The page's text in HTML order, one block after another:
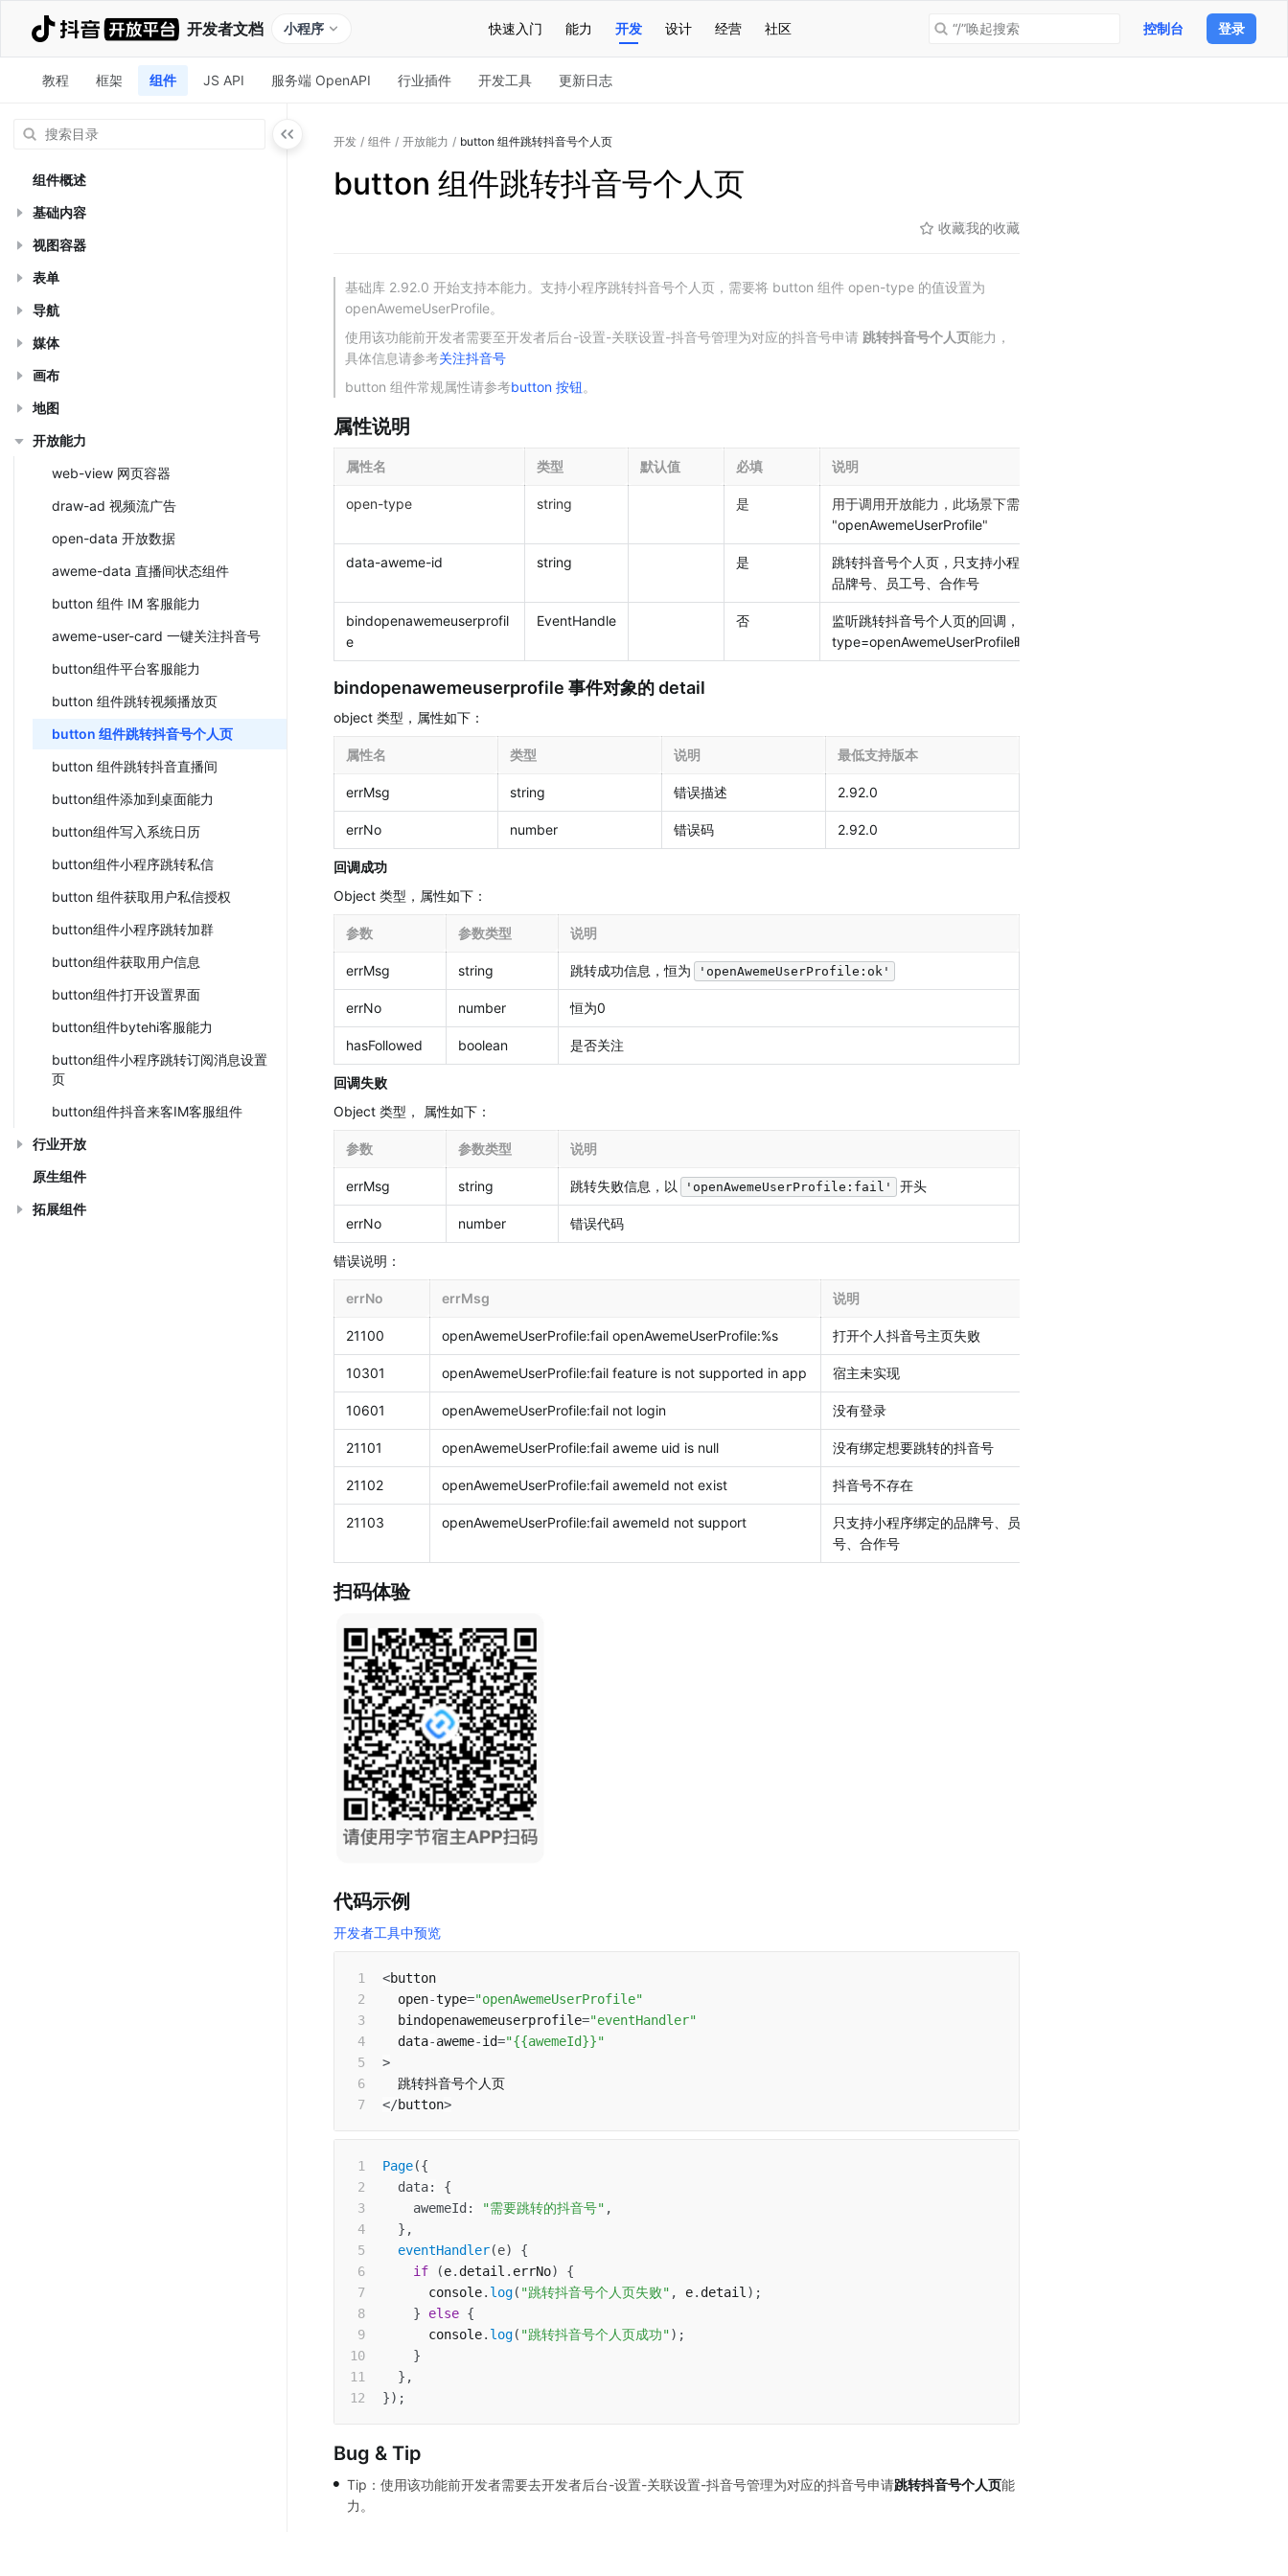
开发者文档 小程序 快速入门 能力 开发 设计 经营 社区 “/”唤起搜索 控制台 登录
教程 框架 组件 JS API 服务端 OpenAPI 行业插件 开发工具 更新日志
组件概述
基础内容
视图容器
表单
导航
媒体
画布
地图
开放能力
web-view 网页容器
draw-ad 视频流广告
open-data 开放数据
aweme-data 直播间状态组件
button 组件 IM 客服能力
aweme-user-card 一键关注抖音号
button组件平台客服能力
button 组件跳转视频播放页
button 组件跳转抖音号个人页
button 组件跳转抖音直播间
button组件添加到桌面能力
button组件写入系统日历
button组件小程序跳转私信
button 组件获取用户私信授权
button组件小程序跳转加群
button组件获取用户信息
button组件打开设置界面
button组件bytehi客服能力
button组件小程序跳转订阅消息设置
页
button组件抖音来客IM客服组件
行业开放
原生组件
拓展组件
开发 / 组件 / 开放能力 / button 组件跳转抖音号个人页
button 组件跳转抖音号个人页
收藏我的收藏
基础库 2.92.0 开始支持本能力。支持小程序跳转抖音号个人页，需要将 button 组件 open-type 的值设置为
openAwemeUserProfile。
使用该功能前开发者需要至开发者后台-设置-关联设置-抖音号管理为对应的抖音号申请 跳转抖音号个人页能力，
具体信息请参考关注抖音号
button 组件常规属性请参考button 按钮。
属性说明
属性名 类型 默认值 必填 说明
open-type string 是
用于调用开放能力，此场景下需要设置为
"openAwemeUserProfile"
data-aweme-id string 是
跳转抖音号个人页，只支持小程序绑定的
品牌号、员工号、合作号
bindopenawemeuserprofil
e
EventHandle 否
监听跳转抖音号个人页的回调，open-
type=openAwemeUserProfile时有效
bindopenawemeuserprofile 事件对象的 detail
object 类型，属性如下：
属性名 类型 说明 最低支持版本
errMsg string 错误描述 2.92.0
errNo number 错误码 2.92.0
回调成功
Object 类型，属性如下：
参数 参数类型 说明
errMsg string 跳转成功信息，恒为 'openAwemeUserProfile:ok'
errNo number 恒为0
hasFollowed boolean 是否关注
回调失败
Object 类型， 属性如下：
参数 参数类型 说明
errMsg string 跳转失败信息，以 'openAwemeUserProfile:fail' 开头
errNo number 错误代码
错误说明：
errNo errMsg 说明
21100 openAwemeUserProfile:fail openAwemeUserProfile:%s 打开个人抖音号主页失败
10301 openAwemeUserProfile:fail feature is not supported in app 宿主未实现
10601 openAwemeUserProfile:fail not login 没有登录
21101 openAwemeUserProfile:fail aweme uid is null 没有绑定想要跳转的抖音号
21102 openAwemeUserProfile:fail awemeId not exist 抖音号不存在
21103 openAwemeUserProfile:fail awemeId not support
只支持小程序绑定的品牌号、员工
号、合作号
扫码体验
代码示例
开发者工具中预览
<button
  open
-type="openAwemeUserProfile"
  bindopenawemeuserprofile
="eventHandler"
  data
-aweme-id="{{awemeId}}"
>
</button>
Page({
data:
{
awemeId : "需要跳转的抖音号" ,
} ,
eventHandler(e)
{
if
(e. detail . errNo)
{
      console
. log( "跳转抖音号个人页失败" , e. detail ) ;
}
else {
      console
. log( "跳转抖音号个人页成功") ;
}
} ,
}) ;
Bug & Tip
• Tip：使用该功能前开发者需要去开发者后台-设置-关联设置-抖音号管理为对应的抖音号申请跳转抖音号个人页能
力。